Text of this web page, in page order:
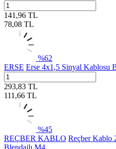
141,96 TL
78,08 TL
%62
ERSE Erse 4x1,5 Sinyal Kablosu
293,83 TL
111,66 TL
%45
REÇBER KABLO Reçber Kablo
Blendajlı M4